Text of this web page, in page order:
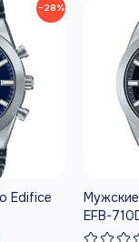
−28%
Edifice
EFB-